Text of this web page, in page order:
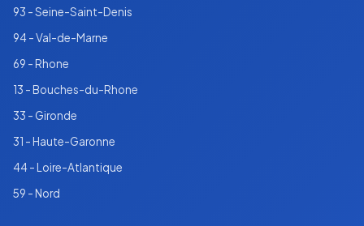
93 - Seine-Saint-Denis
94 - Val-de-Marne
69 - Rhone
13 - Bouches-du-Rhone
33 - Gironde
31 - Haute-Garonne
44 - Loire-Atlantique
59 - Nord